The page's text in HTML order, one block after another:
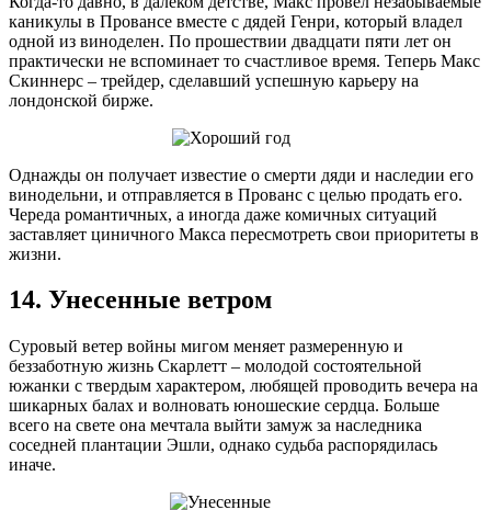
каникулы в Провансе вместе с дядей Генри, который владел
одной из виноделен. По прошествии двадцати пяти лет он
практически не вспоминает то счастливое время. Теперь Макс
Скиннерс – трейдер, сделавший успешную карьеру на
лондонской бирже.
Однажды он получает известие о смерти дяди и наследии его
винодельни, и отправляется в Прованс с целью продать его.
Череда романтичных, а иногда даже комичных ситуаций
заставляет циничного Макса пересмотреть свои приоритеты в
жизни.
14. Унесенные ветром
Суровый ветер войны мигом меняет размеренную и
беззаботную жизнь Скарлетт – молодой состоятельной
южанки с твердым характером, любящей проводить вечера на
шикарных балах и волновать юношеские сердца. Больше
всего на свете она мечтала выйти замуж за наследника
соседней плантации Эшли, однако судьба распорядилась
иначе.